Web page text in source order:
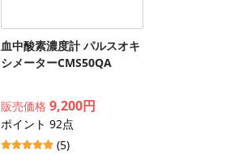
血中酸素濃度計 パルスオキ
シメーターCMS50QA
販売価格9,200円
ポイント 92点
(5)